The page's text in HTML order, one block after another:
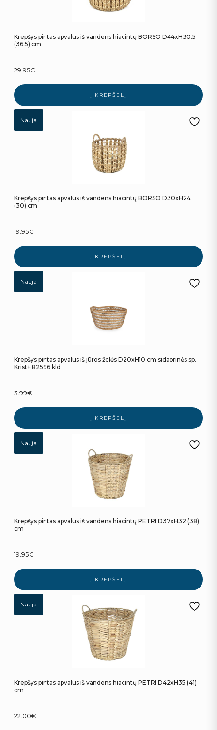
Krepšys pintas apvalus iš vandens hiacintų BORSO D44xH30.5
(36.5) cm
29.95€
Į KREPŠELĮ
Nauja
Krepšys pintas apvalus iš vandens hiacintų BORSO D30xH24
(30) cm
19.95€
Į KREPŠELĮ
Nauja
Krepšys pintas apvalus iš jūros žolės D20xH10 cm sidabrinės sp.
Krist+ 82596 kld
3.99€
Į KREPŠELĮ
Nauja
Krepšys pintas apvalus iš vandens hiacintų PETRI D37xH32 (38)
cm
19.95€
Į KREPŠELĮ
Nauja
Krepšys pintas apvalus iš vandens hiacintų PETRI D42xH35 (41)
cm
22.00€